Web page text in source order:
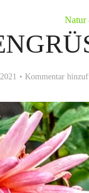
Natur
Kommentar